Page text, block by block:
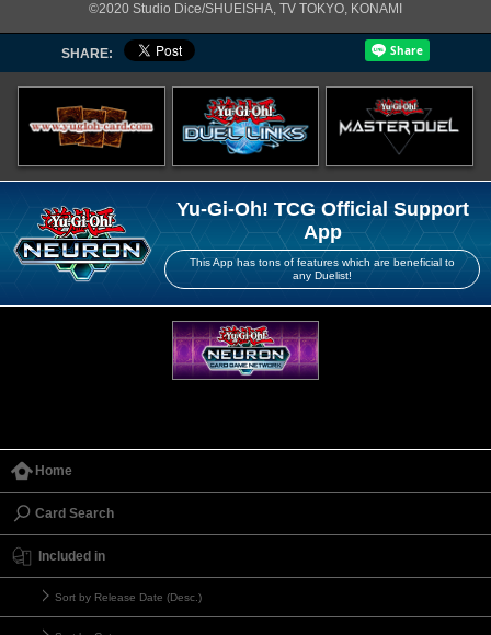
©2020 Studio Dice/SHUEISHA, TV TOKYO, KONAMI
SHARE:
Yu-Gi-Oh! TCG Official Support
App
This App has tons of features which are beneficial to
any Duelist!
Home
Card Search
Included in
Sort by Release Date (Desc.)